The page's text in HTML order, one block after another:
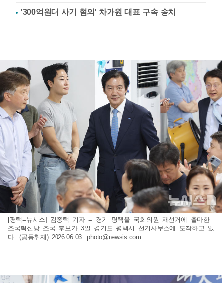
'300억원대 사기 혐의' 차가원 대표 구속 송치
[평택=뉴시스] 김종택 기자 = 경기 평택을 국회의원 재선거에 출마한
조국혁신당 조국 후보가 3일 경기도 평택시 선거사무소에 도착하고 있
다. (공동취재) 2026.06.03.photo@newsis.com